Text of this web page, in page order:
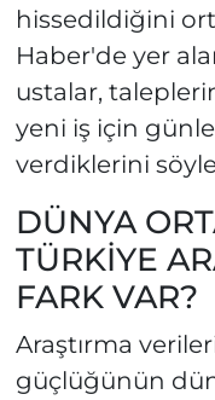
hissedildiğini
Haber'de yer
ustalar,
yeni iş için
verdiklerini
DÜNYA
TÜRKİYE
FARK VAR?
Araştırma
güçlüğünün